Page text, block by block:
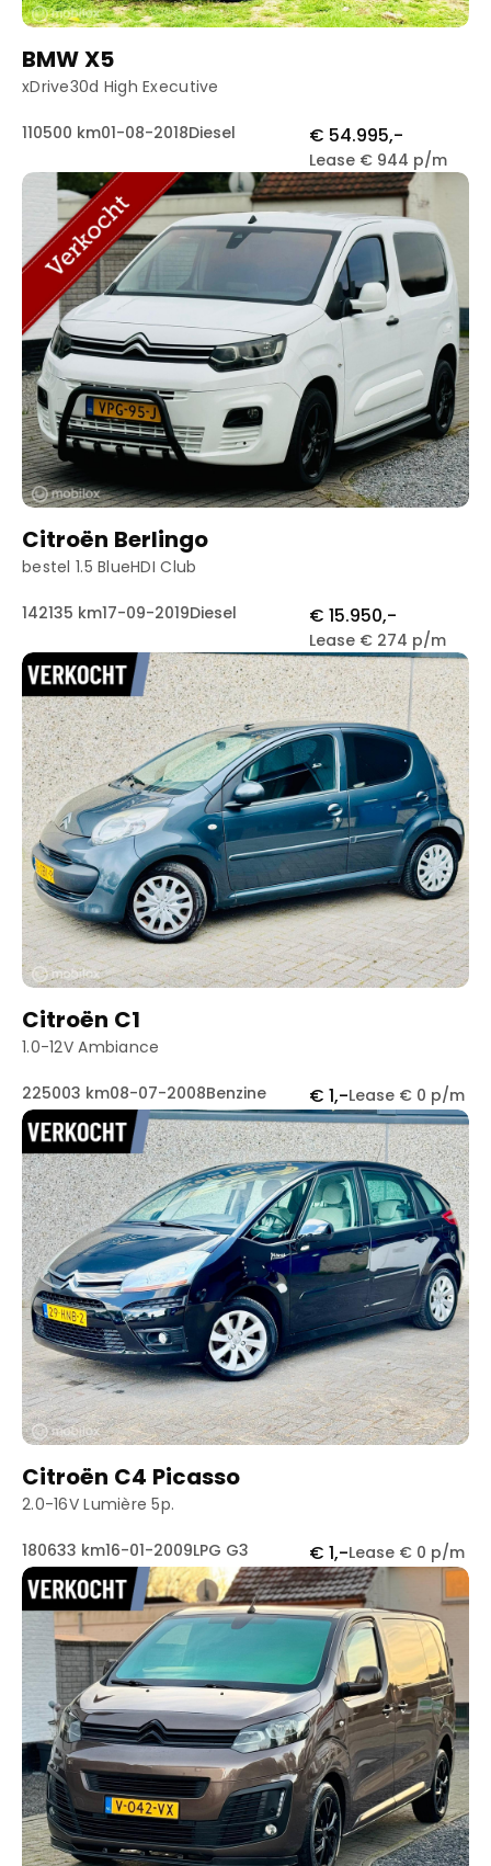
BMW X5
xDrive30d High Executive
110500 km01-08-2018Diesel € 54.995,-
Lease € 944 p/m
Citroën Berlingo
bestel 1.5 BlueHDI Club
142135 km17-09-2019Diesel € 15.950,-
Lease € 274 p/m
Citroën C1
1.0-12V Ambiance
225003 km08-07-2008Benzine € 1,-Lease € 0 p/m
Citroën C4 Picasso
2.0-16V Lumière 5p.
180633 km16-01-2009LPG G3 € 1,-Lease € 0 p/m